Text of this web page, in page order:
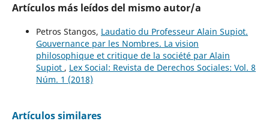
Artículos más leídos del mismo autor/a
Petros Stangos, Laudatio du Professeur Alain Supiot.
Gouvernance par les Nombres. La vision
philosophique et critique de la société par Alain
Supiot , Lex Social: Revista de Derechos Sociales: Vol. 8
Núm. 1 (2018)
Artículos similares